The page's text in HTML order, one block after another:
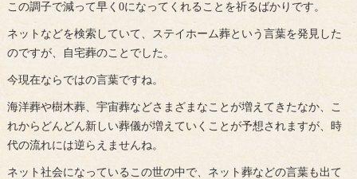
この調子で減って早く0になってくれることを祈るばかりです。
ネットなどを検索していて、ステイホーム葬という言葉を発見した
のですが、自宅葬のことでした。
今現在ならではの言葉ですね。
海洋葬や樹木葬、宇宙葬などさまざまなことが増えてきたなか、こ
れからどんどん新しい葬儀が増えていくことが予想されますが、時
代の流れには逆らえませんね。
ネット社会になっているこの世の中で、ネット葬などの言葉も出て